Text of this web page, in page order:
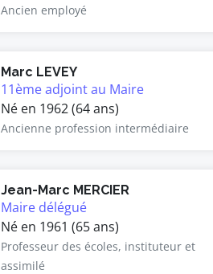
Ancien employé
Marc LEVEY
11ème adjoint au Maire
Né en 1962 (64 ans)
Ancienne profession intermédiaire
Jean-Marc MERCIER
Maire délégué
Né en 1961 (65 ans)
Professeur des écoles, instituteur et
assimilé